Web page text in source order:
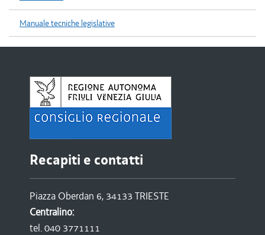
Manuale tecniche legislative
Recapiti e contatti
Piazza Oberdan 6, 34133 TRIESTE
Centralino:
tel. 040 3771111